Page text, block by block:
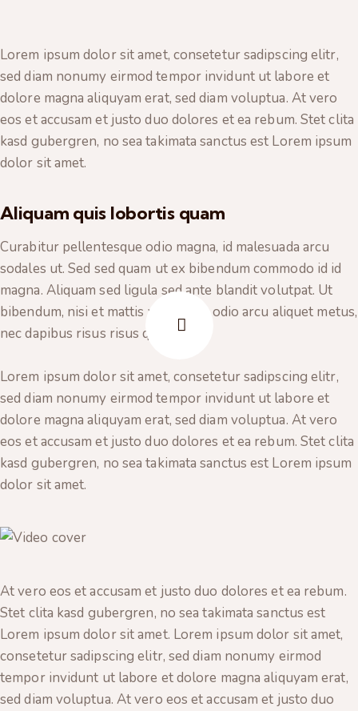
Lorem ipsum dolor sit amet, consetetur sadipscing elitr,
sed diam nonumy eirmod tempor invidunt ut labore et
dolore magna aliquyam erat, sed diam voluptua. At vero
eos et accusam et justo duo dolores et ea rebum. Stet clita
kasd gubergren, no sea takimata sanctus est Lorem ipsum
dolor sit amet.
Aliquam quis lobortis quam
Curabitur pellentesque odio magna, id malesuada arcu
sodales ut. Sed sed quam ut ex bibendum commodo id id
magna. Aliquam sed ligula sed ante blandit volutpat. Ut
bibendum, nisi et mattis vulputate, odio arcu aliquet metus,
nec dapibus risus risus quis lectus.
Lorem ipsum dolor sit amet, consetetur sadipscing elitr,
sed diam nonumy eirmod tempor invidunt ut labore et
dolore magna aliquyam erat, sed diam voluptua. At vero
eos et accusam et justo duo dolores et ea rebum. Stet clita
kasd gubergren, no sea takimata sanctus est Lorem ipsum
dolor sit amet.
At vero eos et accusam et justo duo dolores et ea rebum.
Stet clita kasd gubergren, no sea takimata sanctus est
Lorem ipsum dolor sit amet. Lorem ipsum dolor sit amet,
consetetur sadipscing elitr, sed diam nonumy eirmod
tempor invidunt ut labore et dolore magna aliquyam erat,
sed diam voluptua. At vero eos et accusam et justo duo